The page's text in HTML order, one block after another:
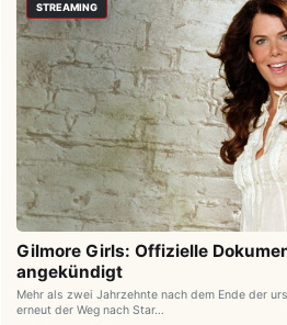
STREAMING
Gilmore Girls: Offizielle
angekündigt
Mehr als zwei Jahrzehnte nach dem Ende der
erneut der Weg nach Star…